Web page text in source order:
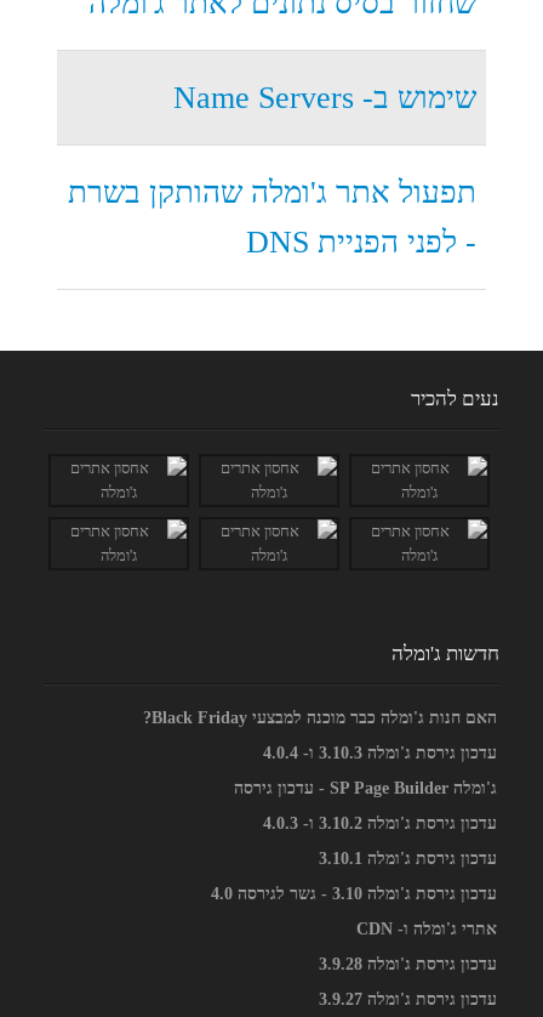
שימוש ב- Name Servers
תפעול אתר ג'ומלה שהותקן בשרת
- לפני הפניית DNS
נעים להכיר
חדשות ג'ומלה
האם חנות ג'ומלה כבר מוכנה למבצעי Black Friday?
עדכון גירסת ג'ומלה 3.10.3 ו- 4.0.4
ג'ומלה SP Page Builder - עדכון גירסה
עדכון גירסת ג'ומלה 3.10.2 ו- 4.0.3
עדכון גירסת ג'ומלה 3.10.1
עדכון גירסת ג'ומלה 3.10 - גשר לגירסה 4.0
אתרי ג'ומלה ו- CDN
עדכון גירסת ג'ומלה 3.9.28
עדכון גירסת ג'ומלה 3.9.27